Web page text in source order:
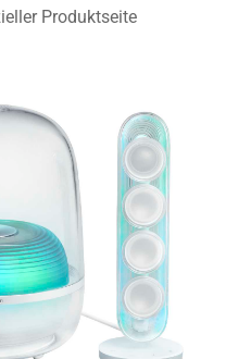
Produktseite